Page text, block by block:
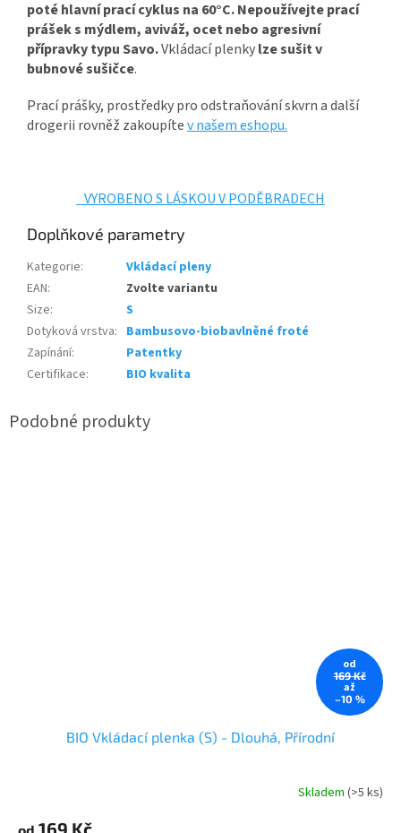
poté hlavní prací cyklus na 60°C.Nepoužívejte prací
prášek s mýdlem, aviváž, ocet nebo agresivní
přípravky typu Savo.Vkládací plenkylze sušit v
bubnové sušičce.
Prací prášky, prostředky pro odstraňování skvrn a další
drogerii rovněž zakoupítev našem eshopu.
VYROBENO S LÁSKOU V PODĚBRADECH
Doplňkové parametry
Kategorie:
Vkládací pleny
EAN:
Zvolte variantu
Size:
S
Dotyková vrstva: Bambusovo-biobavlněné froté
Zapínání:
Patentky
Certifikace: BIO kvalita
od
169 Kč
až
–10 %
BIO Vkládací plenka (S) - Dlouhá, Přírodní
produktu
Skladem(>5 ks)
169 Kč